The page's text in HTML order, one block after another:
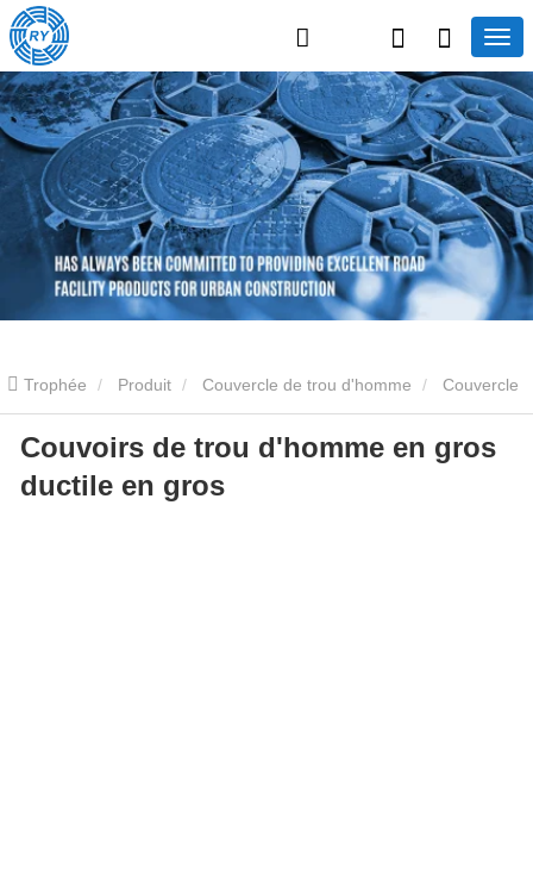
Trophée Produit Couvercle de trou d'homme Couvercle
de trou d'homme en fonte Couvoirs de trou d'homme en gros
ductile en gros
Couvoirs de trou d'homme en gros
ductile en gros